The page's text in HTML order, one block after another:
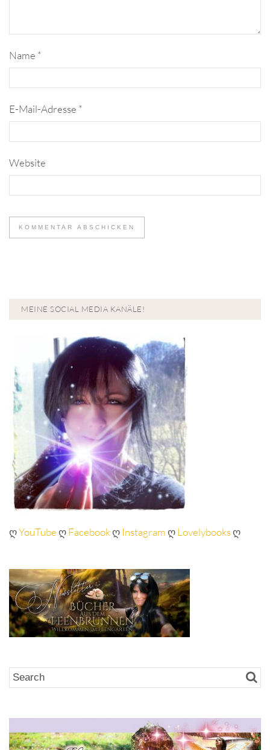
Name *
E-Mail-Adresse *
Website
MEINE SOCIAL MEDIA KANÄLE!
ღYouTubeღFacebookღ InstagramღLovelybooksღ